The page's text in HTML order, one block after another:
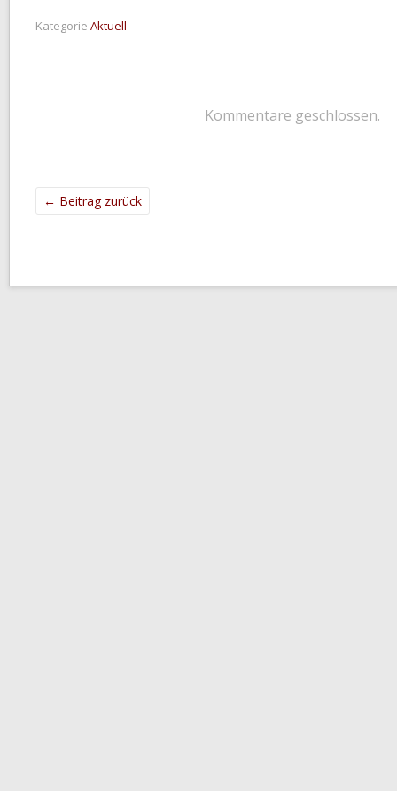
Kategorie Aktuell
Kommentare geschlossen.
← Beitrag zurück